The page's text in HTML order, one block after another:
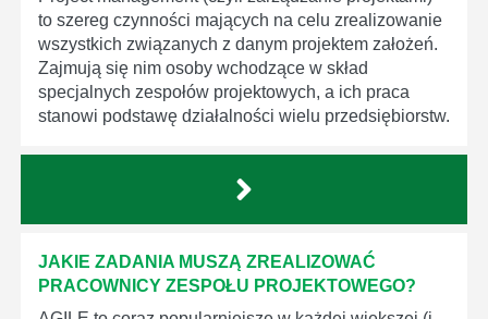
to szereg czynności mających na celu zrealizowanie
wszystkich związanych z danym projektem założeń.
Zajmują się nim osoby wchodzące w skład
specjalnych zespołów projektowych, a ich praca
stanowi podstawę działalności wielu przedsiębiorstw.
JAKIE ZADANIA MUSZĄ ZREALIZOWAĆ
PRACOWNICY ZESPOŁU PROJEKTOWEGO?